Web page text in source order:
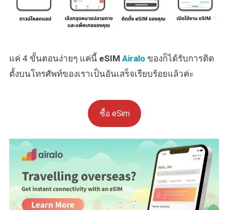
แค่ 4 ขั้นตอนง่ายๆ แค่นี้ eSIM Airalo ของก็ได้รับการติด
ตั้งบนโทรศัพท์ของเราเป็นอันเสร็จเรียบร้อยแล้วค่ะ
ซื้อ eSim